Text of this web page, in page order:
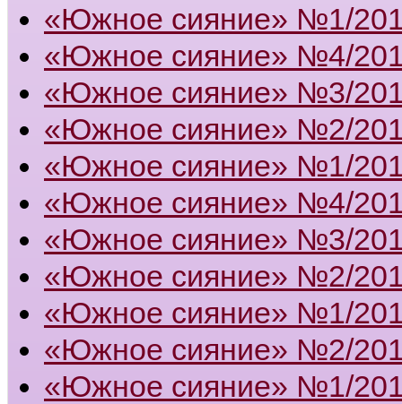
«Южное сияние» №1/
«Южное сияние» №4/
«Южное сияние» №3/
«Южное сияние» №2/
«Южное сияние» №1/
«Южное сияние» №4/
«Южное сияние» №3/
«Южное сияние» №2/
«Южное сияние» №1/
«Южное сияние» №2/
«Южное сияние» №1/